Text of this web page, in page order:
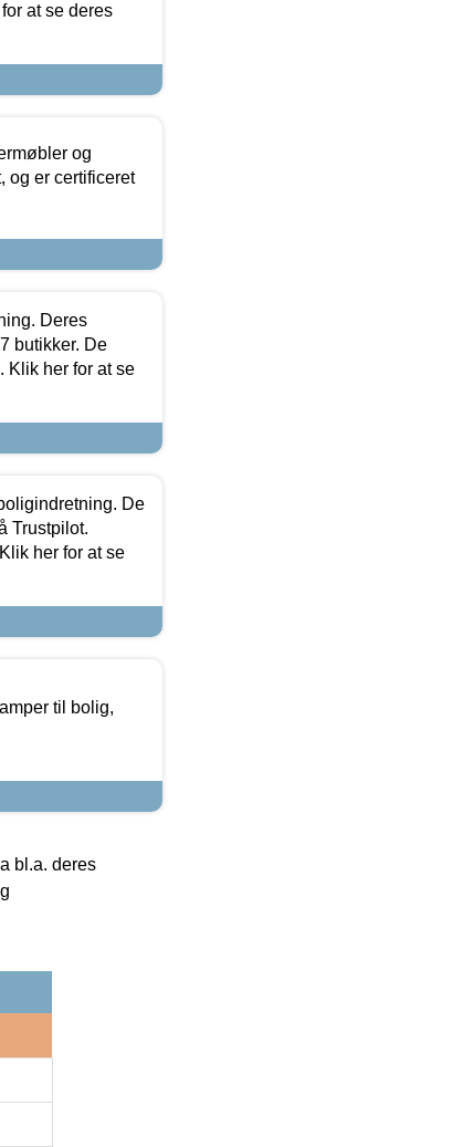
at se deres
og
og er certificeret
Deres
butikker. De
Klik her for at se
De
Trustpilot.
her for at se
til bolig,
bl.a. deres